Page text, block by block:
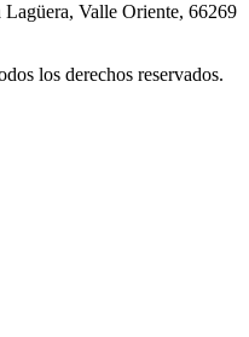
Valle Oriente, 66269
los derechos reservados.